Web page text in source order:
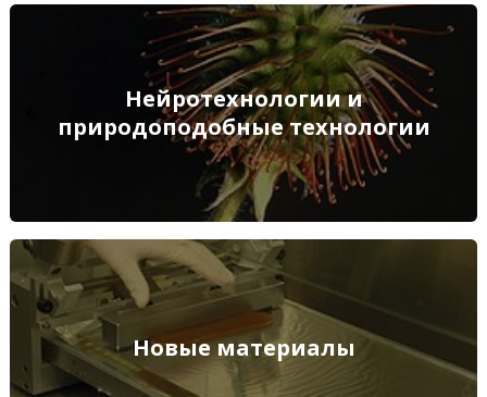
Нейротехнологии и
природоподобные технологии
Нейротехнологии и природоподобные технологии
ПОДРОБНЕЕ
Новые материалы
Новые материалы
ПОДРОБНЕЕ